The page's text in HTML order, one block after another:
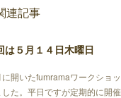
連記事
は５月１４日木曜日
開いたfumramaワークショ
した。平日ですが定期的に開